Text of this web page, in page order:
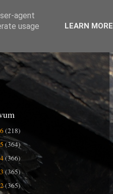
(218)
(364)
(366)
(365)
(365)
agent
usage
LEARN MORE